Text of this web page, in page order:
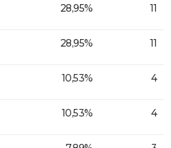
28,95% 11
28,95% 11
10,53% 4
10,53% 4